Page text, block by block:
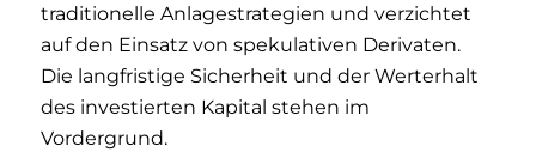
traditionelle Anlagestrategien und verzichtet
auf den Einsatz von spekulativen Derivaten.
Die langfristige Sicherheit und der Werterhalt
des investierten Kapital stehen im
Vordergrund.